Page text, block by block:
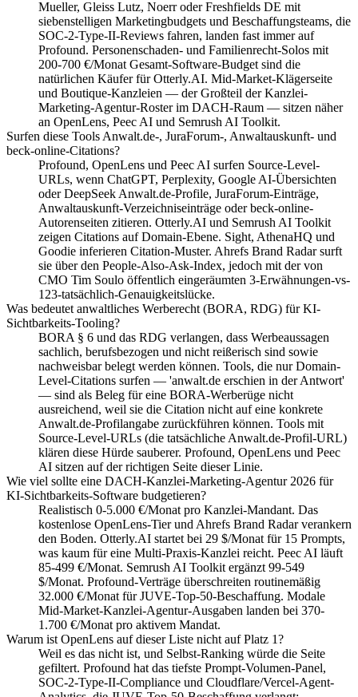
Mueller, Gleiss Lutz, Noerr oder Freshfields DE mit
siebenstelligen Marketingbudgets und Beschaffungsteams, die
SOC-2-Type-II-Reviews fahren, landen fast immer auf
Profound. Personenschaden- und Familienrecht-Solos mit
200-700 €/Monat Gesamt-Software-Budget sind die
natürlichen Käufer für Otterly.AI. Mid-Market-Klägerseite
und Boutique-Kanzleien — der Großteil der Kanzlei-
Marketing-Agentur-Roster im DACH-Raum — sitzen näher
an OpenLens, Peec AI und Semrush AI Toolkit.
Surfen diese Tools Anwalt.de-, JuraForum-, Anwaltauskunft- und
beck-online-Citations?
Profound, OpenLens und Peec AI surfen Source-Level-
URLs, wenn ChatGPT, Perplexity, Google AI-Übersichten
oder DeepSeek Anwalt.de-Profile, JuraForum-Einträge,
Anwaltauskunft-Verzeichniseinträge oder beck-online-
Autorenseiten zitieren. Otterly.AI und Semrush AI Toolkit
zeigen Citations auf Domain-Ebene. Sight, AthenaHQ und
Goodie inferieren Citation-Muster. Ahrefs Brand Radar surft
sie über den People-Also-Ask-Index, jedoch mit der von
CMO Tim Soulo öffentlich eingeräumten 3-Erwähnungen-vs-
123-tatsächlich-Genauigkeitslücke.
Was bedeutet anwaltliches Werberecht (BORA, RDG) für KI-
Sichtbarkeits-Tooling?
BORA § 6 und das RDG verlangen, dass Werbeaussagen
sachlich, berufsbezogen und nicht reißerisch sind sowie
nachweisbar belegt werden können. Tools, die nur Domain-
Level-Citations surfen — 'anwalt.de erschien in der Antwort'
— sind als Beleg für eine BORA-Werberüge nicht
ausreichend, weil sie die Citation nicht auf eine konkrete
Anwalt.de-Profilangabe zurückführen können. Tools mit
Source-Level-URLs (die tatsächliche Anwalt.de-Profil-URL)
klären diese Hürde sauberer. Profound, OpenLens und Peec
AI sitzen auf der richtigen Seite dieser Linie.
Wie viel sollte eine DACH-Kanzlei-Marketing-Agentur 2026 für
KI-Sichtbarkeits-Software budgetieren?
Realistisch 0-5.000 €/Monat pro Kanzlei-Mandant. Das
kostenlose OpenLens-Tier und Ahrefs Brand Radar verankern
den Boden. Otterly.AI startet bei 29 $/Monat für 15 Prompts,
was kaum für eine Multi-Praxis-Kanzlei reicht. Peec AI läuft
85-499 €/Monat. Semrush AI Toolkit ergänzt 99-549
$/Monat. Profound-Verträge überschreiten routinemäßig
32.000 €/Monat für JUVE-Top-50-Beschaffung. Modale
Mid-Market-Kanzlei-Agentur-Ausgaben landen bei 370-
1.700 €/Monat pro aktivem Mandat.
Warum ist OpenLens auf dieser Liste nicht auf Platz 1?
Weil es das nicht ist, und Selbst-Ranking würde die Seite
gefiltert. Profound hat das tiefste Prompt-Volumen-Panel,
SOC-2-Type-II-Compliance und Cloudflare/Vercel-Agent-